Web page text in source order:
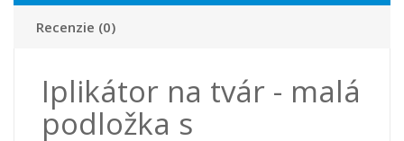
Recenzie (0)
Iplikátor na tvár - malá
podložka s